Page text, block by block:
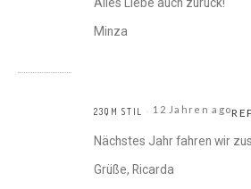
Minza
23QM STIL 12 Jahren ago
Nächstes Jahr fahren wir
Grüße, Ricarda